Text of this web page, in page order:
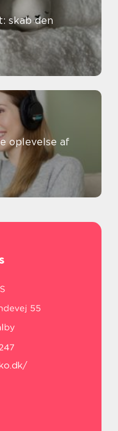
skab den
oplevelse af